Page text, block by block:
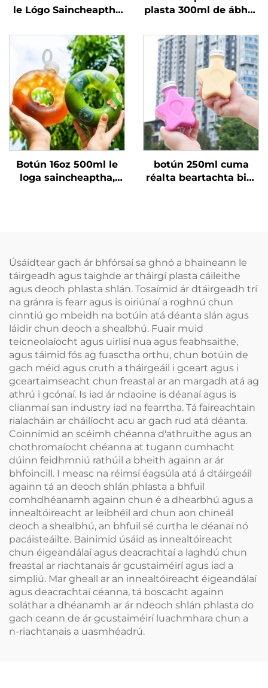
le Lógo Saincheaptha
Uachtarach Cléite
Transparenta
plasta 300ml de ábhar
in ann uisce beatha
agus óil a shealbhú,
dearadh cruthaitheach
le haghaidh leanbh
Botún 16oz 500ml le
loga saincheaptha,
botún 250ml cuma
réalta beartachta bia-
cruthaitheach a
bhuailfidh páistí
Úsáidtear gach ár bhfórsaí sa ghnó a bhaineann le
táirgeadh agus taighde ar tháirgí plasta cáileithe
agus deoch phlasta shlán. Tosaímid ár dtáirgeadh trí
na gránra is fearr agus is oiriúnaí a roghnú chun
cinntiú go mbeidh na botúin atá déanta slán agus
láidir chun deoch a shealbhú. Fuair muid
teicneolaíocht agus uirlisí nua agus feabhsaithe,
agus táimid fós ag fuasctha orthu, chun botúin de
gach méid agus cruth a tháirgeáil i gceart agus i
gceartaimseacht chun freastal ar an margadh atá ag
athrú i gcónaí. Is iad ár ndaoine is déanaí agus is
clianmaí san industry iad na fearrtha. Tá faireachtain
rialacháin ar cháilíocht acu ar gach rud atá déanta.
Coinnímid an scéimh chéanna d'athruithe agus an
chothromaíocht chéanna at tugann cumhacht
dúinn feidhmniú rathúil a bheith againn ar ár
bhfoincill. I measc na réimsí éagsúla atá á dtáirgeáil
againn tá an deoch shlán phlasta a bhfuil
comhdhéanamh againn chun é a dhearbhú agus a
innealtóireacht ar leibhéil ard chun aon chineál
deoch a shealbhú, an bhfuil sé curtha le déanaí nó
pacáisteáilte. Bainimid úsáid as innealtóireacht
chun éigeandálaí agus deacrachtaí a laghdú chun
freastal ar riachtanais ár gcustaiméirí agus iad a
simpliú. Mar gheall ar an innealtóireacht éigeandálaí
agus deacrachtaí céanna, tá boscacht againn
soláthar a dhéanamh ar ár ndeoch shlán phlasta do
gach ceann de ár gcustaiméirí luachmhara chun a
n-riachtanais a uasmhéadrú.